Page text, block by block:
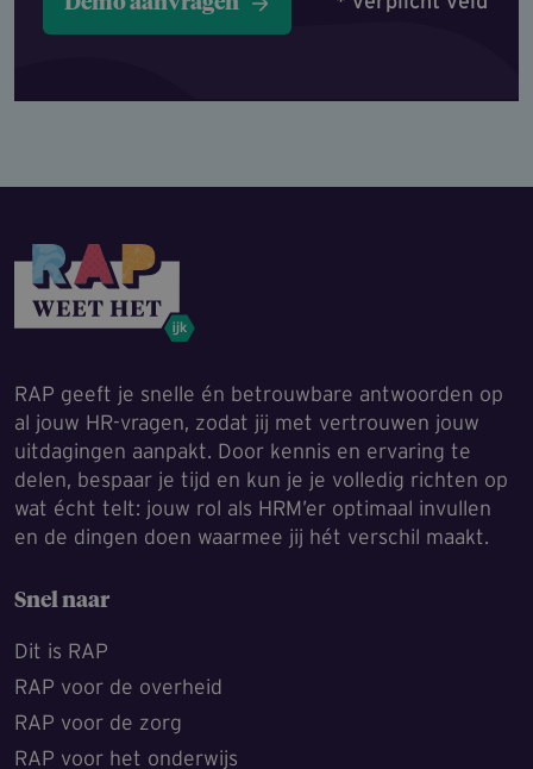
RAP geeft je snelle én betrouwbare antwoorden op
al jouw HR-vragen, zodat jij met vertrouwen jouw
uitdagingen aanpakt. Door kennis en ervaring te
delen, bespaar je tijd en kun je je volledig richten op
wat écht telt: jouw rol als HRM’er optimaal invullen
en de dingen doen waarmee jij hét verschil maakt.
Snel naar
Dit is RAP
RAP voor de overheid
RAP voor de zorg
RAP voor het onderwijs